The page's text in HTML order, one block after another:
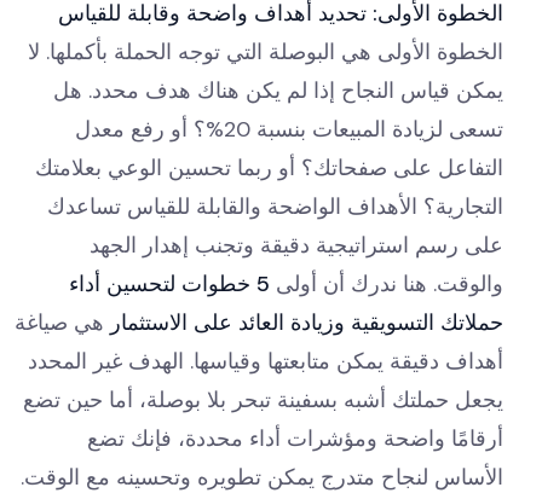
الخطوة الأولى: تحديد أهداف واضحة وقابلة للقياس
الخطوة الأولى هي البوصلة التي توجه الحملة بأكملها. لا
يمكن قياس النجاح إذا لم يكن هناك هدف محدد. هل
تسعى لزيادة المبيعات بنسبة 20%؟ أو رفع معدل
التفاعل على صفحاتك؟ أو ربما تحسين الوعي بعلامتك
التجارية؟ الأهداف الواضحة والقابلة للقياس تساعدك
على رسم استراتيجية دقيقة وتجنب إهدار الجهد
والوقت. هنا ندرك أن أولى
5 خطوات لتحسين أداء
حملاتك التسويقية وزيادة العائد على الاستثمار هي صياغة
أهداف دقيقة يمكن متابعتها وقياسها. الهدف غير المحدد
يجعل حملتك أشبه بسفينة تبحر بلا بوصلة، أما حين تضع
أرقامًا واضحة ومؤشرات أداء محددة، فإنك تضع
الأساس لنجاح متدرج يمكن تطويره وتحسينه مع الوقت.